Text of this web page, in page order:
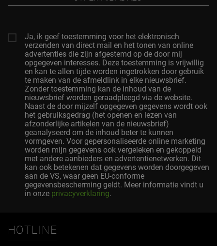
Adres
Ja, ik geef toestemming voor het elektronisch
verzenden van direct mail en het tonen van online
advertenties die zijn afgestemd op de door mij
opgegeven interesses. Deze toestemming is vrijwillig
en kan te allen tijde worden ingetrokken door gebruik
te maken van de afmeldlink in elke nieuwsbrief.
Zonder toestemming kan de inhoud van de
nieuwsbrief worden geraadpleegd via de website.
Naast de door mijzelf opgegeven gegevens wordt ook
het gebruiksgedrag (het openen en lezen van
afzonderlijke artikelen van de nieuwsbrief)
geanalyseerd om de inhoud beter te kunnen
vormgeven. Voor gepersonaliseerde online marketing
worden mijn gegevens ook vergeleken en gekoppeld
met andere aanbieders en advertentienetwerken. Dit
kan ook betekenen dat gegevens worden doorgegeven
aan de VS, waar geen EU-conforme
gegevensbescherming geldt. Meer informatie vindt u
in onze privacyverklaring.
HOTLINE